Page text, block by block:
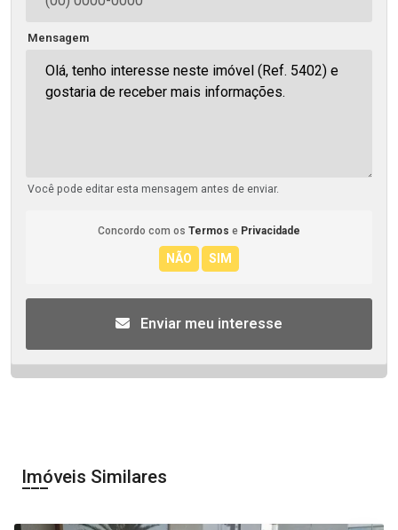
Mensagem
Você pode editar esta mensagem antes de enviar.
Concordo com os Termos e Privacidade
Enviar meu interesse
Imóveis Similares